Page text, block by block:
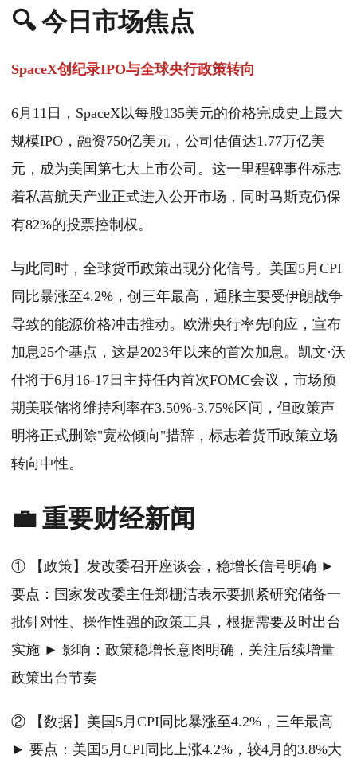
🔍 今日市场焦点
SpaceX创纪录IPO与全球央行政策转向
6月11日，SpaceX以每股135美元的价格完成史上最大
规模IPO，融资750亿美元，公司估值达1.77万亿美
元，成为美国第七大上市公司。这一里程碑事件标志
着私营航天产业正式进入公开市场，同时马斯克仍保
有82%的投票控制权。
与此同时，全球货币政策出现分化信号。美国5月CPI
同比暴涨至4.2%，创三年最高，通胀主要受伊朗战争
导致的能源价格冲击推动。欧洲央行率先响应，宣布
加息25个基点，这是2023年以来的首次加息。凯文·沃
什将于6月16-17日主持任内首次FOMC会议，市场预
期美联储将维持利率在3.50%-3.75%区间，但政策声
明将正式删除"宽松倾向"措辞，标志着货币政策立场
转向中性。
💼 重要财经新闻
① 【政策】发改委召开座谈会，稳增长信号明确 ►
要点：国家发改委主任郑栅洁表示要抓紧研究储备一
批针对性、操作性强的政策工具，根据需要及时出台
实施 ► 影响：政策稳增长意图明确，关注后续增量
政策出台节奏
② 【数据】美国5月CPI同比暴涨至4.2%，三年最高
► 要点：美国5月CPI同比上涨4.2%，较4月的3.8%大